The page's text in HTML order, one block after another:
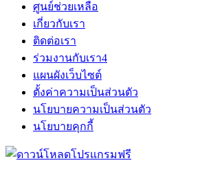
ศูนย์ช่วยเหลือ
เกี่ยวกับเรา
ติดต่อเรา
ร่วมงานกับเรา4
แผนผังเว็บไซต์
ตั้งค่าความเป็นส่วนตัว
นโยบายความเป็นส่วนตัว
นโยบายคุกกี้